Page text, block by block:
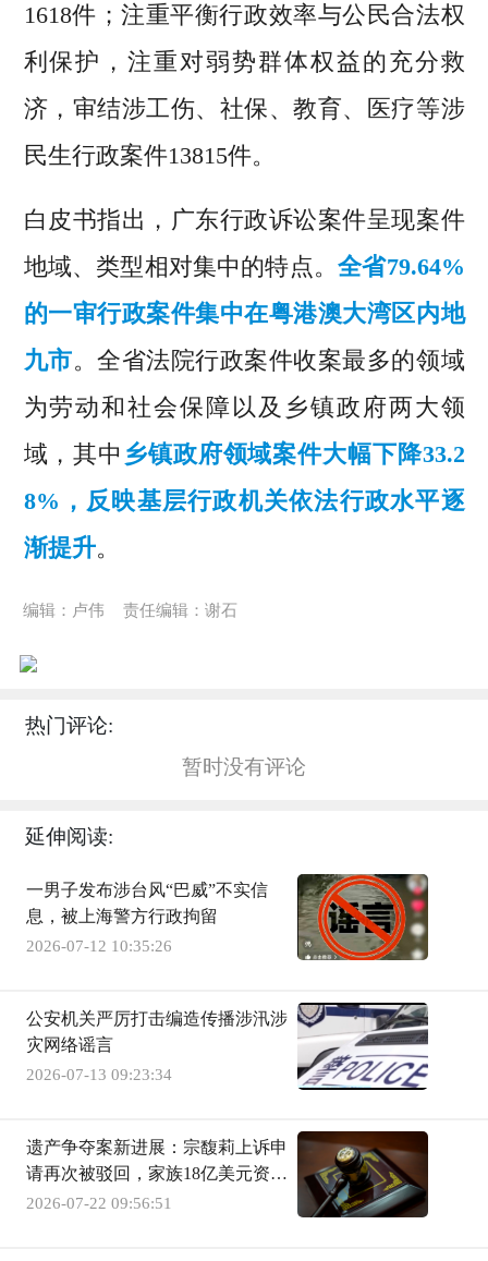
1618件；注重平衡行政效率与公民合法权
利保护，注重对弱势群体权益的充分救
济，审结涉工伤、社保、教育、医疗等涉
民生行政案件13815件。
白皮书指出，广东行政诉讼案件呈现案件
地域、类型相对集中的特点。全省79.64%
的一审行政案件集中在粤港澳大湾区内地
九市。全省法院行政案件收案最多的领域
为劳动和社会保障以及乡镇政府两大领
域，其中 乡镇政府领域案件大幅下降33.2
8%，反映基层行政机关依法行政水平逐
渐提升。
编辑：卢伟 责任编辑：谢石
热门评论:
暂时没有评论
延伸阅读:
一男子发布涉台风“巴威”不实信
息，被上海警方行政拘留
2026-07-12 10:35:26
公安机关严厉打击编造传播涉汛涉
灾网络谣言
2026-07-13 09:23:34
遗产争夺案新进展：宗馥莉上诉申
请再次被驳回，家族18亿美元资产
继续冻结
2026-07-22 09:56:51